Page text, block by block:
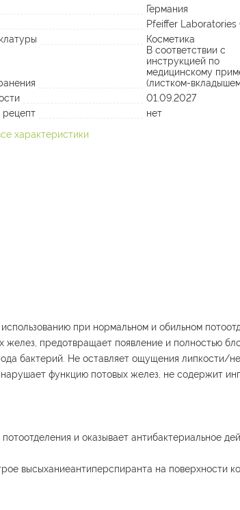
Германия
Pfeiffer Laboratories
Косметика
В соответствии с
инструкцией по
медицинскому
(листком-
01.09.2027
рецепт
нет
характеристики
при нормальном и обильном
предотвращает появление и полностью
бактерий. Не оставляет ощущения липкости/
функцию потовых желез, не содержит
и оказывает антибактериальное
высыханиеантиперспиранта на поверхности